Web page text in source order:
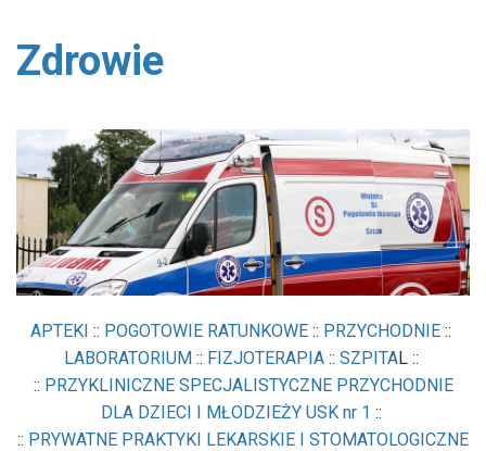
/home/klient.dhosting.pl/gminapolice/police/templates/
Warning: Undefined array key "link" in
/home/klient.dhosting.pl/gminapolice/police/templates/
on line9
Warning: Undefined array key "content_expand" in
/home/klient.dhosting.pl/gminapolice/police/templates/
Zdrowie
APTEKI :: POGOTOWIE RATUNKOWE :: PRZYCHODNIE ::
LABORATORIUM:: FIZJOTERAPIA:: SZPITAL ::
:: PRZYKLINICZNE SPECJALISTYCZNE PRZYCHODNIE
DLA DZIECI I MŁODZIEŻY USK nr 1 ::
:: PRYWATNE PRAKTYKI LEKARSKIE I STOMATOLOGICZNE